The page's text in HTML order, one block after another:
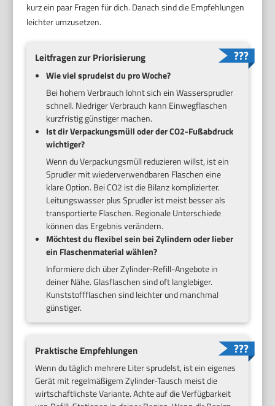
kurz ein paar Fragen für dich. Danach sind die Empfehlungen
leichter umzusetzen.
Leitfragen zur Priorisierung
Wie viel sprudelst du pro Woche?
Bei hohem Verbrauch lohnt sich ein Wassersprudler
schnell. Niedriger Verbrauch kann Einwegflaschen
kurzfristig günstiger machen.
Ist dir Verpackungsmüll oder der CO2-Fußabdruck
wichtiger?
Wenn du Verpackungsmüll reduzieren willst, ist ein
Sprudler mit wiederverwendbaren Flaschen eine
klare Option. Bei CO2 ist die Bilanz komplizierter.
Leitungswasser plus Sprudler ist meist besser als
transportierte Flaschen. Regionale Unterschiede
können das Ergebnis verändern.
Möchtest du flexibel sein bei Zylindern oder lieber
ein Flaschenmaterial wählen?
Informiere dich über Zylinder-Refill-Angebote in
deiner Nähe. Glasflaschen sind oft langlebiger.
Kunststoffflaschen sind leichter und manchmal
günstiger.
Praktische Empfehlungen
Wenn du täglich mehrere Liter sprudelst, ist ein eigenes
Gerät mit regelmäßigem Zylinder-Tausch meist die
wirtschaftlichste Variante. Achte auf die Verfügbarkeit